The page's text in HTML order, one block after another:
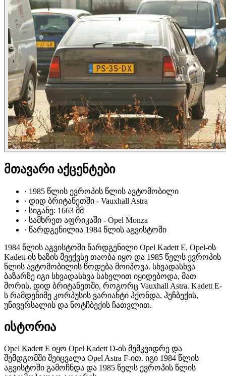
მთავარი აქცენტები
· 1985 წლის ევროპის წლის ავტომობილი
· დიდ ბრიტანეთში - Vauxhall Astra
· სიგანე: 1663 მმ
· სამხრეთ აფრიკაში - Opel Monza
· წარდგენილია 1984 წლის აგვისტოში
1984 წლის აგვისტოში წარდგენილი Opel Kadett E, Opel-ის
Kadett-ის ხაზის მეექვსე თაობა იყო და 1985 წელს ევროპის
წლის ავტომობილის წოდება მოიპოვა. სხვადასხვა
ბაზარზე იგი სხვადასხვა სახელით იყიდებოდა, მათ
შორის, დიდ ბრიტანეთში, როგორც Vauxhall Astra. Kadett E-
ს რამდენიმე კორპუსის ვარიანტი ჰქონდა, ჰეჩბექის,
უნივერსალის და ნოტჩბექის ჩათვლით.
ისტორია
Opel Kadett E იყო Opel Kadett D-ის მემკვიდრე და
შემდგომში შეიცვალა Opel Astra F-ით. იგი 1984 წლის
აგვისტოში გამოჩნდა და 1985 წელს ევროპის წლის